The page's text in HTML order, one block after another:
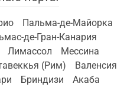
Пальма-де-Майорка
де-Гран-Канария
Лимассол
Мессина
(Рим)
Валенсия
Бриндизи Акаба